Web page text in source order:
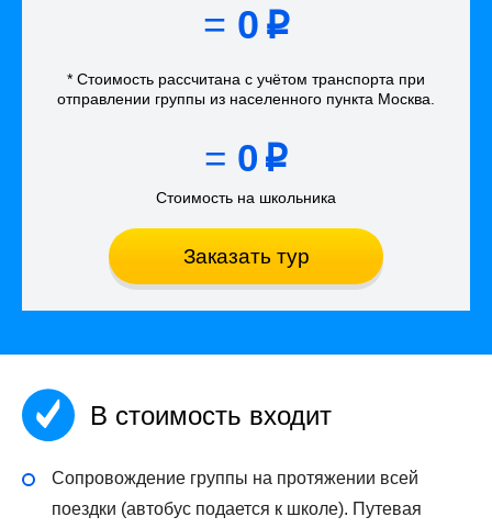
= 0 p
* Стоимость рассчитана с учётом транспорта при
отправлении группы из населенного пункта Москва
= 0 p
Стоимость на школьника
Заказать тур
В стоимость входит
Сопровождение группы на протяжении всей
поездки (автобус подается к школе). Путевая